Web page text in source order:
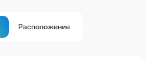
Расположение